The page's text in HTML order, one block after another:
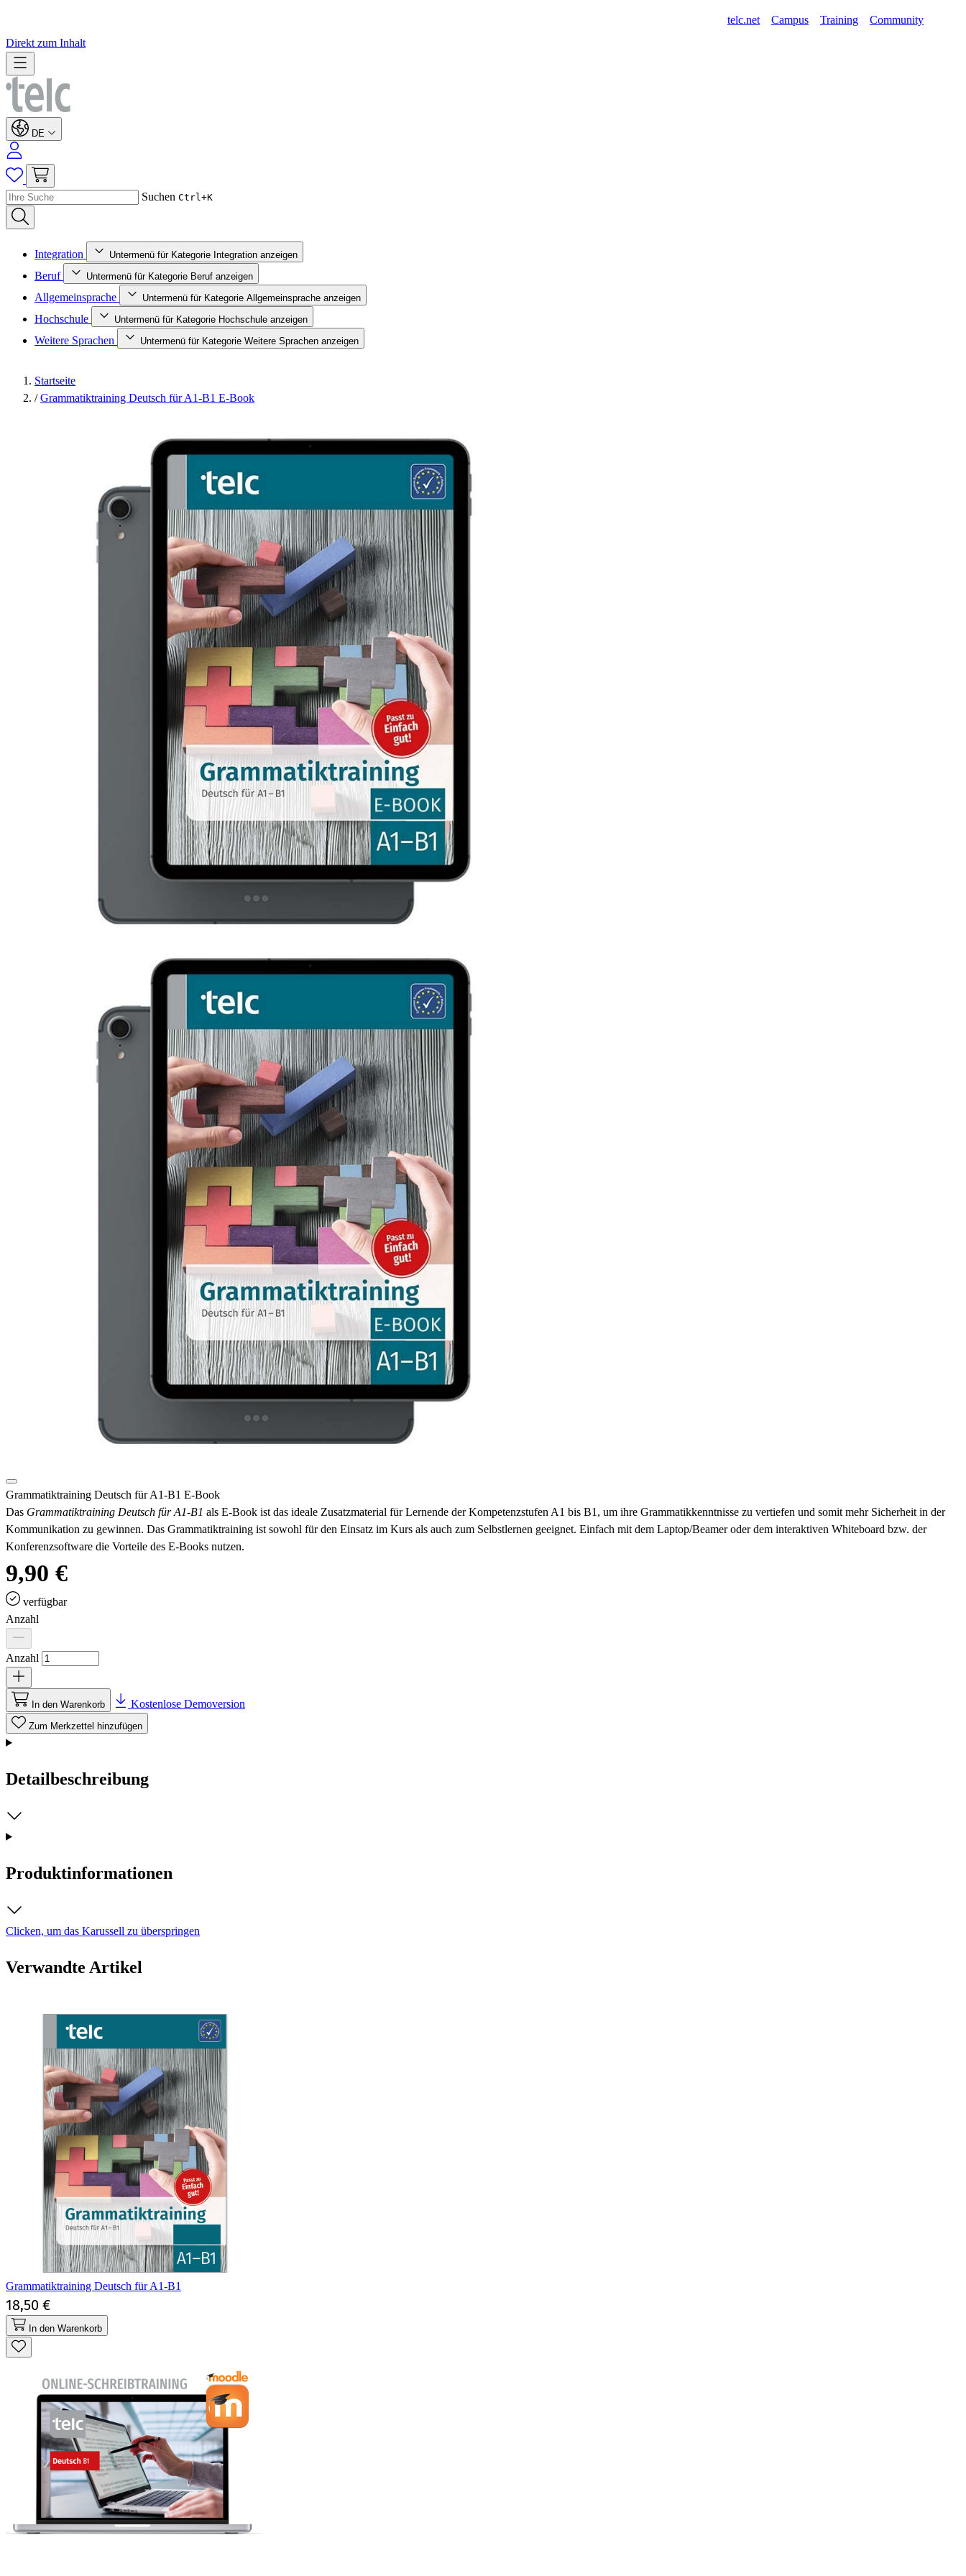
telc.net Campus Training Community
Direkt zum Inhalt
DE
Suchen Ctrl+K
Integration Untermenü für Kategorie Integration anzeigen
Beruf Untermenü für Kategorie Beruf anzeigen
Allgemeinsprache Untermenü für Kategorie Allgemeinsprache anzeigen
Hochschule Untermenü für Kategorie Hochschule anzeigen
Weitere Sprachen Untermenü für Kategorie Weitere Sprachen anzeigen
Startseite
/ Grammatiktraining Deutsch für A1-B1 E-Book
Grammatiktraining Deutsch für A1-B1 E-Book
Das Grammatiktraining Deutsch für A1-B1 als E-Book ist das ideale Zusatzmaterial für Lernende der Kompetenzstufen A1 bis B1, um ihre Grammatikkenntnisse zu vertiefen und somit mehr Sicherheit in der
Kommunikation zu gewinnen. Das Grammatiktraining ist sowohl für den Einsatz im Kurs als auch zum Selbstlernen geeignet. Einfach mit dem Laptop/Beamer oder dem interaktiven Whiteboard bzw. der
Konferenzsoftware die Vorteile des E-Books nutzen.
9,90 €
verfügbar
Anzahl
Anzahl
In den Warenkorb Kostenlose Demoversion
Zum Merkzettel hinzufügen
Detailbeschreibung
Produktinformationen
Clicken, um das Karussell zu überspringen
Verwandte Artikel
Grammatiktraining Deutsch für A1-B1
18,50 €
In den Warenkorb